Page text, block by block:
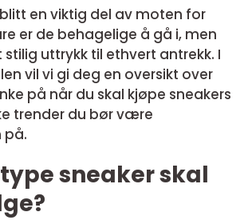
en viktig del av moten for
er de behagelige å gå i, men
uttrykk til ethvert antrekk. I
vil vi gi deg en oversikt over
på når du skal kjøpe sneakers
trender du bør være
på.
sneaker skal